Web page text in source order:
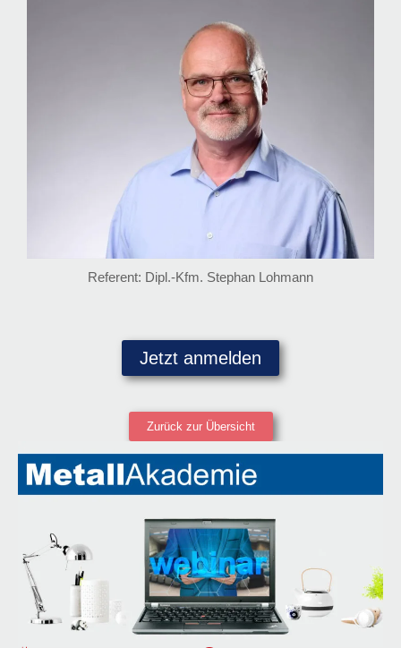
Referent: Dipl.-Kfm. Stephan Lohmann
Jetzt anmelden
Zurück zur Übersicht